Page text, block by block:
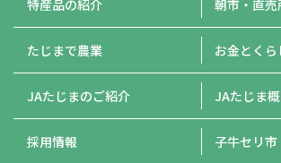
特産品の紹介 朝市・直売
たじまで農業 お金とくら
JAたじまのご紹介 JAたじま
採用情報 子牛セリ市